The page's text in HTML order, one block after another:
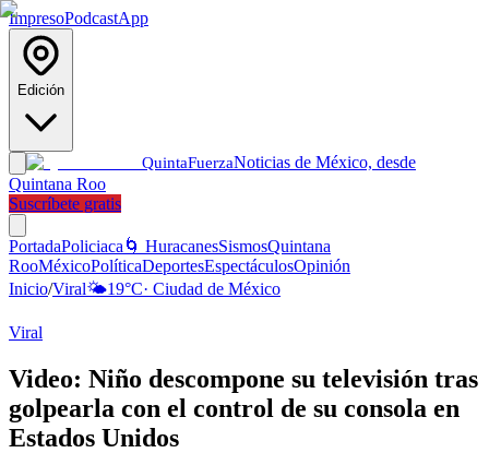
ImpresoPodcastApp
Edición
QuintaFuerzaNoticias de México, desde
Quintana Roo
Suscríbete gratis
PortadaPoliciaca 🌀 HuracanesSismosQuintana
RooMéxicoPolíticaDeportesEspectáculosOpinión
Inicio/Viral🌤️19°C· Ciudad de México
Viral
Video: Niño descompone su televisión tras
golpearla con el control de su consola en
Estados Unidos